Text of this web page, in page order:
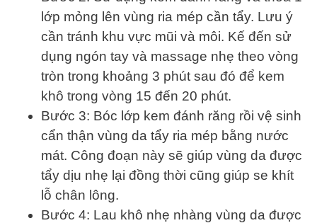
lớp mỏng lên vùng ria mép cần tẩy. Lưu ý
cần tránh khu vực mũi và môi. Kế đến sử
dụng ngón tay và massage nhẹ theo vòng
tròn trong khoảng 3 phút sau đó để kem
khô trong vòng 15 đến 20 phút.
Bước 3: Bóc lớp kem đánh răng rồi vệ sinh
cẩn thận vùng da tẩy ria mép bằng nước
mát. Công đoạn này sẽ giúp vùng da được
tẩy dịu nhẹ lại đồng thời cũng giúp se khít
lỗ chân lông.
Bước 4: Lau khô nhẹ nhàng vùng da được